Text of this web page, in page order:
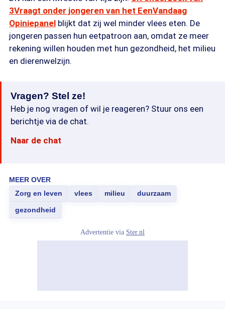
3Vraagt onder jongeren van het EenVandaag
Opiniepanel blijkt dat zij wel minder vlees eten. De
jongeren passen hun eetpatroon aan, omdat ze meer
rekening willen houden met hun gezondheid, het milieu
en dierenwelzijn.
Vragen? Stel ze!
Heb je nog vragen of wil je reageren? Stuur ons een
berichtje via de chat.
Naar de chat
MEER OVER
Zorg en leven
vlees milieu duurzaam
gezondheid
Advertentie via Ster.nl